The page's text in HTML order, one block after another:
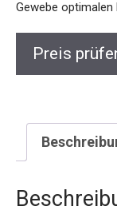
Abenteuer.
Preis